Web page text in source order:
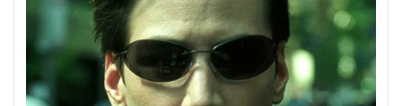
Najbliższa zmiana czasu nastąpi w nocy z dwudziestego
osmego na dwudziesty dziewiąty marca 2026 roku, kiedy
to o godzinie drugiej trzydzieści przestawimy zegarki na
trzecią, tracąc godzinę snu. Następnie na czas zimowy
cofniemy je dwudziestego piątego października tegoż